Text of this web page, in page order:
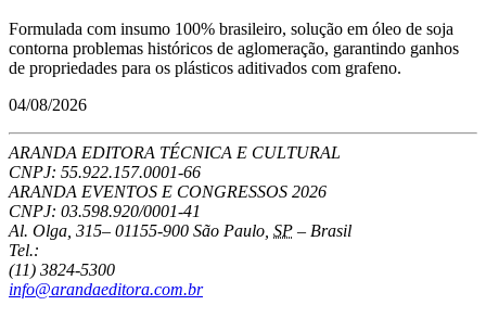
Formulada com insumo 100% brasileiro, solução em óleo de soja
contorna problemas históricos de aglomeração, garantindo ganhos
de propriedades para os plásticos aditivados com grafeno.
04/08/2026
ARANDA EDITORA TÉCNICA E CULTURAL
CNPJ: 55.922.157.0001-66
ARANDA EVENTOS E CONGRESSOS 2026
CNPJ: 03.598.920/0001-41
Al. Olga, 315– 01155-900 São Paulo SP – Brasil
Tel.:
(11) 3824-5300
info@arandaeditora.com.br